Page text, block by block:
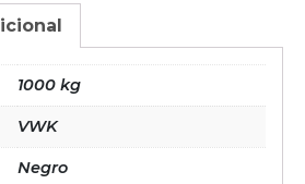
1000 kg
VWK
Negro